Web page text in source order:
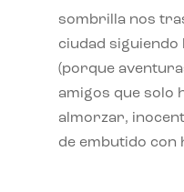
sombrilla nos
ciudad siguiendo
(porque
amigos que solo
almorzar,
de embutido con